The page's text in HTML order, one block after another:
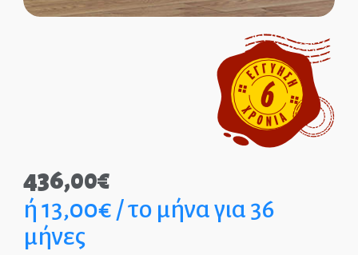
ΤΗΛ.: 210-2400-863
436,00€
ή 13,00€ / το μήνα για 36
μήνες